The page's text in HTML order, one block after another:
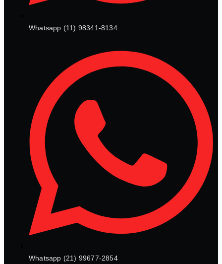
Whatsapp (11) 98341-8134
Whatsapp (21) 99677-2854